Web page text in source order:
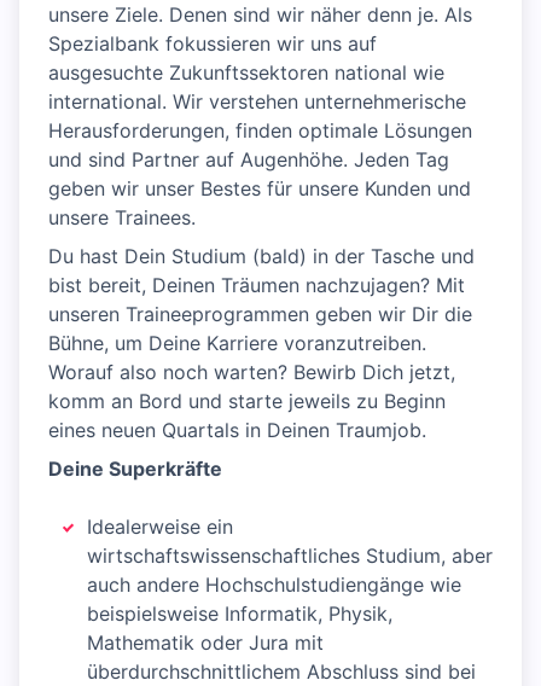
unsere Ziele. Denen sind wir näher denn je. Als
Spezialbank fokussieren wir uns auf
ausgesuchte Zukunftssektoren national wie
international. Wir verstehen unternehmerische
Herausforderungen, finden optimale Lösungen
und sind Partner auf Augenhöhe. Jeden Tag
geben wir unser Bestes für unsere Kunden und
unsere Trainees.
Du hast Dein Studium (bald) in der Tasche und
bist bereit, Deinen Träumen nachzujagen? Mit
unseren Traineeprogrammen geben wir Dir die
Bühne, um Deine Karriere voranzutreiben.
Worauf also noch warten? Bewirb Dich jetzt,
komm an Bord und starte jeweils zu Beginn
eines neuen Quartals in Deinen Traumjob.
Deine Superkräfte
Idealerweise ein
wirtschaftswissenschaftliches Studium, aber
auch andere Hochschulstudiengänge wie
beispielsweise Informatik, Physik,
Mathematik oder Jura mit
überdurchschnittlichem Abschluss sind bei